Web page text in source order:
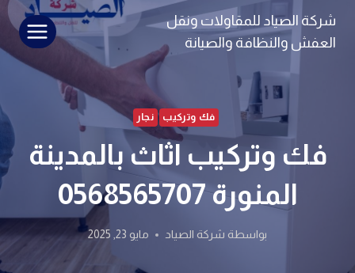
التجاوز
شركة الصياد للمقاولات ونقل
العفش والنظافة والصيانة
فك وتركيب نجار
فك وتركيب اثاث بالمدينة
المنورة 0568565707
بواسطة شركة الصياد مايو 23, 2025